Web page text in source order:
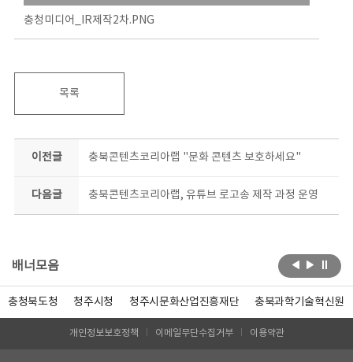
충청미디어_IR제작2차.PNG
목록
이전글 충북콘텐츠코리아랩 "문화 콘텐츠 보호하세요"
다음글 충북콘텐츠코리아랩, 유튜브 로고송 제작 과정 운영
배너모음
충청북도청 청주시청 청주시문화산업진흥재단 충북과학기술혁신원
개인정보보호정책 이메일무단수집거부 이용약관